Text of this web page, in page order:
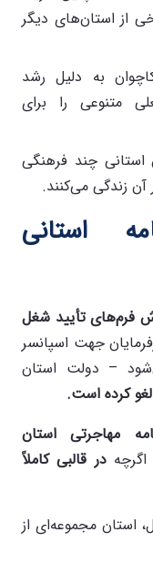
از استان‌های دیگر
به دلیل رشد
متنوعی را برای
چند فرهنگی
زندگی می‌کنند.
استانی
فرم‌های تأیید شغل
جهت اسپانسر
– دولت استان
کرده است.
مهاجرتی استان
اگرچهدر قالبی کاملاً
استان مجموعه‌ای از